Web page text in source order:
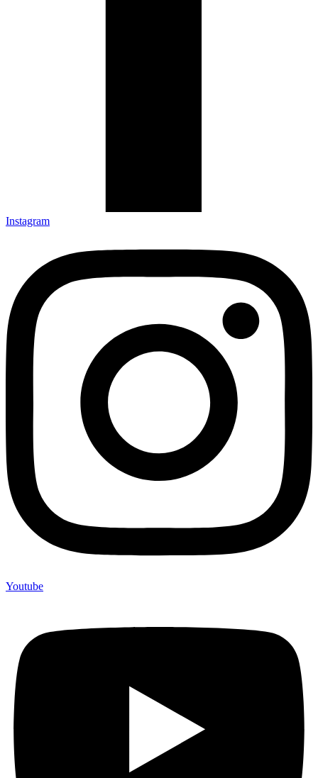
Instagram
Youtube